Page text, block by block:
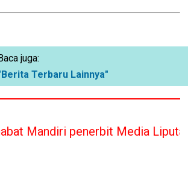
juga:
Terbaru Lainnya"
Media Liputan Indonesia